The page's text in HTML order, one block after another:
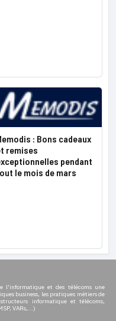
: Bons cadeaux
remises
pendant
le mois de mars
l'informatique et des télécoms une
business, les pratiques métiers de
informatique et télécoms,
VARs,...)